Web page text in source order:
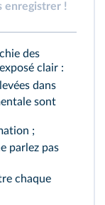
enregistrer !
des
clair :
dans
sont
;
parlez pas
chaque